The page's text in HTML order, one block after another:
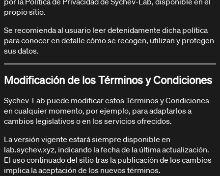
propio sitio.
Se recomienda al usuario leer detenidamente dicha política
para conocer en detalle cómo se recogen, utilizan y protegen
sus datos.
Modificación de los Términos y Condiciones
Sychev-Lab puede modificar estos Términos y Condiciones
en cualquier momento, por ejemplo, para adaptarlos a
cambios legislativos o en los servicios ofrecidos.
La versión vigente estará siempre disponible en
lab.sychev.xyz, indicando la fecha de la última actualización.
El uso continuado del sitio tras la publicación de los cambios
implica la aceptación de los nuevos términos.